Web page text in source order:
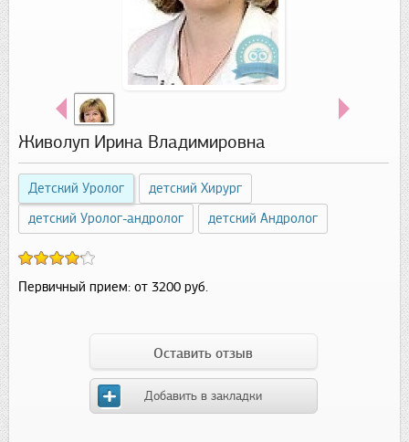
Живолуп Ирина Владимировна
Детский Уролог
детский Хирург
детский Уролог-андролог
детский Андролог
Первичный прием: от 3200 руб.
Оставить отзыв
Добавить в закладки